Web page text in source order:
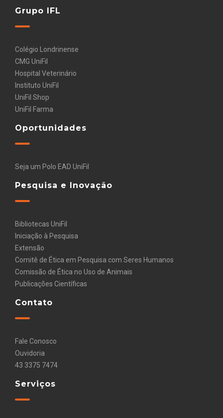
Grupo IFL
Colégio Londrinense
CMG UniFil
Hospital Veterinário
Instituto UniFil
UniFil Shop
UniFil Farma
Oportunidades
Seja um Polo EAD UniFil
Pesquisa e Inovação
Bibliotecas UniFil
Iniciação à Pesquisa
Extensão
Comitê de Ética em Pesquisa com Seres Humanos
Comissão de Ética no Uso de Animais
Publicações Científicas
Contato
Fale Conosco
Ouvidoria
43 3375 7474
Serviços